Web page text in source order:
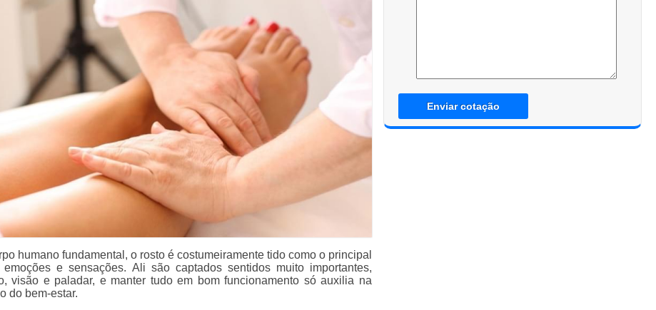
humano fundamental, o rosto é costumeiramente tido como o principal
e sensações. Ali são captados sentidos muito importantes,
visão e paladar, e manter tudo em bom funcionamento só auxilia na
do bem-estar.
Enviar cotação